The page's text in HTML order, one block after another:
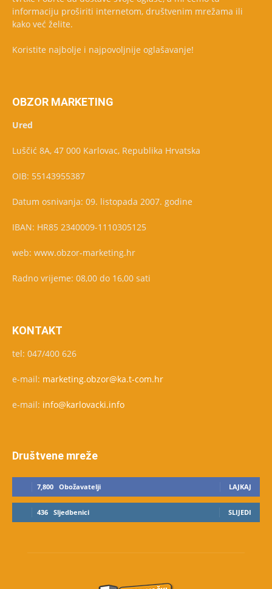
informaciju proširiti internetom, društvenim mrežama ili
kako već želite.
Koristite najbolje i najpovoljnije oglašavanje!
OBZOR MARKETING
Ured
Luščić 8A, 47 000 Karlovac, Republika Hrvatska
OIB: 55143955387
Datum osnivanja: 09. listopada 2007. godine
IBAN: HR85 2340009-1110305125
web: www.obzor-marketing.hr
Radno vrijeme: 08,00 do 16,00 sati
KONTAKT
tel: 047/400 626
e-mail: marketing.obzor@ka.t-com.hr
e-mail: info@karlovacki.info
Društvene mreže
7,800 Obožavatelji LAJKAJ
436 Sljedbenici SLIJEDI